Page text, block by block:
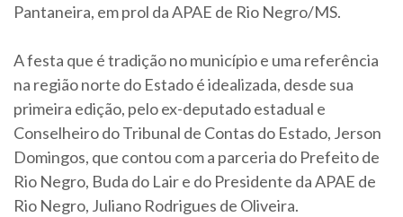
Pantaneira, em prol da APAE de Rio Negro/MS.
A festa que é tradição no município e uma referência
na região norte do Estado é idealizada, desde sua
primeira edição, pelo ex-deputado estadual e
Conselheiro do Tribunal de Contas do Estado, Jerson
Domingos, que contou com a parceria do Prefeito de
Rio Negro, Buda do Lair e do Presidente da APAE de
Rio Negro, Juliano Rodrigues de Oliveira.